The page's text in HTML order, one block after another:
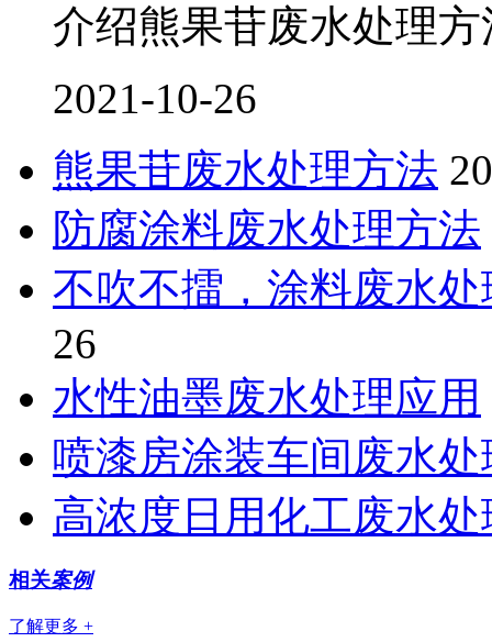
介绍熊果苷废水处理方
2021-10-26
熊果苷废水处理方法
防腐涂料废水处理方法
不吹不擂，涂料废水
26
水性油墨废水处理应用
喷漆房涂装车间废水处
高浓度日用化工废水
相关案例
了解更多 +